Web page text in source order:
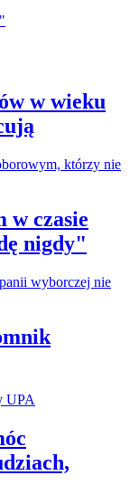
w wieku
w czasie
nigdy"